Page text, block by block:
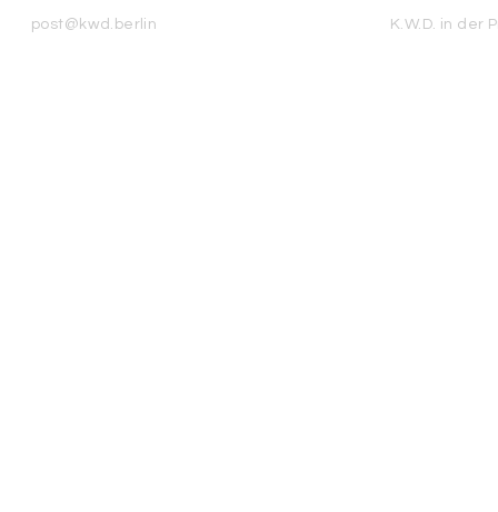
post@kwd.berlin K.W.D. in der